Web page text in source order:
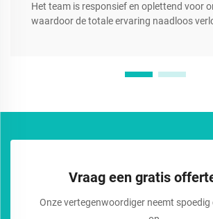
Het team is responsief en oplettend voor
waardoor de totale ervaring naadloos
Vraag een gratis
Onze vertegenwoordiger neemt